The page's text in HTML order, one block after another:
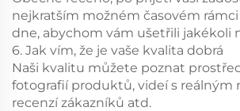
nejkratším možném časovém rámci
dne, abychom vám ušetřili jakékoli
6. Jak vím, že je vaše kvalita dobrá
Naši kvalitu můžete poznat
fotografií produktů, videí s reálným
recenzí zákazníků atd.